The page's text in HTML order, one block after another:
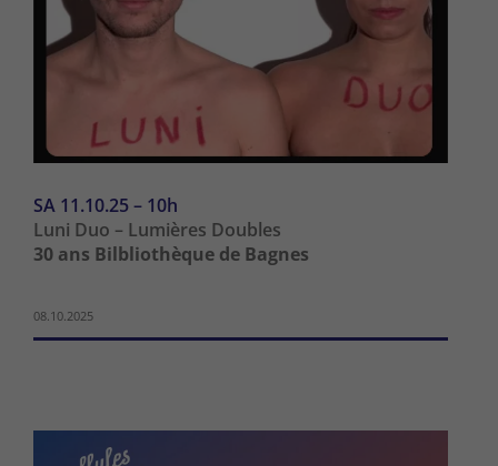
SA 11.10.25 – 10h
Luni Duo – Lumières Doubles
30 ans Bilbliothèque de Bagnes
08.10.2025